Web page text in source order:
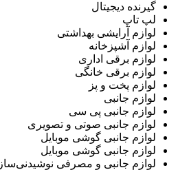
گیرنده دیجیتال
لپ تاپ
لوازم آرایشی بهداشتی
لوازم آشپزخانه
لوازم برقی اداری
لوازم برقی خانگی
لوازم پخت و پز
لوازم جانبی
لوازم جانبی پی سی
لوازم جانبی صوتی و تصویری
لوازم جانبی گوشی موبایل
لوازم جانبی گوشی موبایل
لوازم جانبی و مصرفی نوشیدنی‌ساز